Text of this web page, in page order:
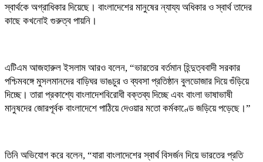
স্বার্থকে অগ্রাধিকার দিয়েছে। বাংলাদেশের মানুষের ন্যায্য অধিকার ও স্বার্থ তাদের
কাছে কখনোই গুরুত্ব পায়নি।
এটিএম আজহারুল ইসলাম আরও বলেন, “ভারতের বর্তমান হিন্দুত্ববাদী সরকার
পশ্চিমবঙ্গে মুসলমানদের বাড়িঘর ভাঙচুর ও ব্যবসা প্রতিষ্ঠান বুলডোজার দিয়ে গুঁড়িয়ে
দিচ্ছে। তারা প্রকাশ্যে বাংলাদেশবিরোধী বক্তব্য দিচ্ছে এবং বাংলা ভাষাভাষী
মানুষদের জোরপূর্বক বাংলাদেশে পাঠিয়ে দেওয়ার মতো কর্মকাণ্ডে জড়িয়ে পড়েছে।”
তিনি অভিযোগ করে বলেন, “যারা বাংলাদেশের স্বার্থ বিসর্জন দিয়ে ভারতের প্রতি